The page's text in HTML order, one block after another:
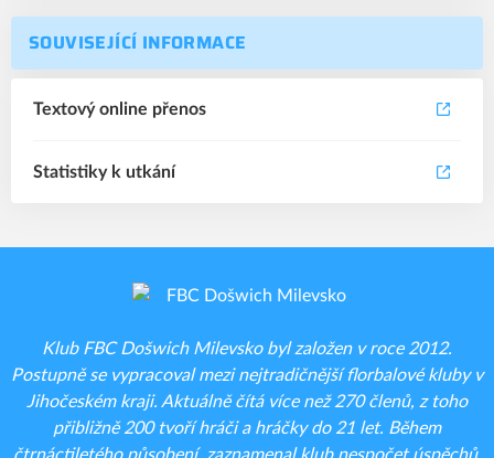
SOUVISEJÍCÍ INFORMACE
Textový online přenos
Statistiky k utkání
Klub FBC Došwich Milevsko byl založen v roce 2012.
Postupně se vypracoval mezi nejtradičnější florbalové kluby v
Jihočeském kraji. Aktuálně čítá více než 270 členů, z toho
přibližně 200 tvoří hráči a hráčky do 21 let. Během